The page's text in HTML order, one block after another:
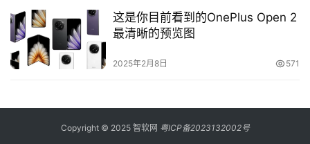
这是你目前看到的OnePlus Open 2
最清晰的预览图
2025年2月8日 571
Copyright © 2025 智软网 粤ICP备2023132002号